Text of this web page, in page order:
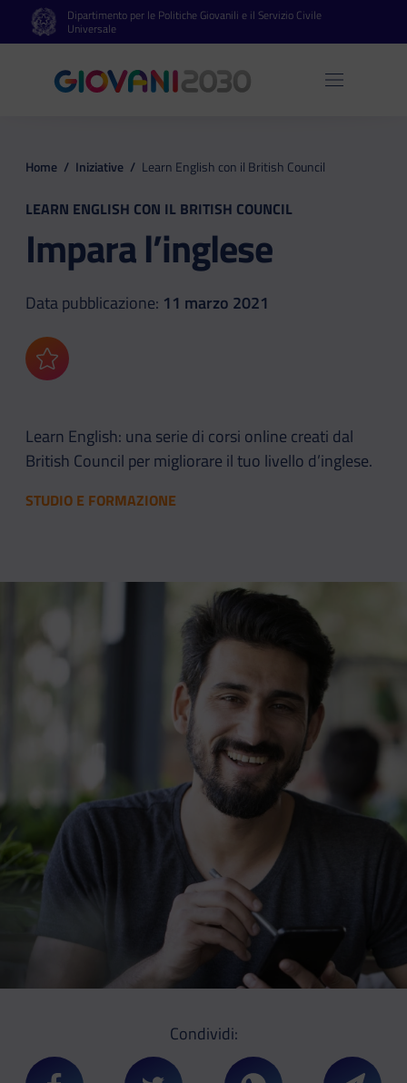
Vai al contenuto principale
Vai al footerDipartimento per le Politiche Giovanili e il Servizio Civile
Universale
Apri
Home / Iniziative / Learn English con il British Council
LEARN ENGLISH CON IL BRITISH COUNCIL
Impara l’inglese
Data pubblicazione: 11 marzo 2021
Aggiungi ai preferiti
Learn English: una serie di corsi online creati dal
British Council per migliorare il tuo livello d’inglese.
STUDIO E FORMAZIONE
Condividi: